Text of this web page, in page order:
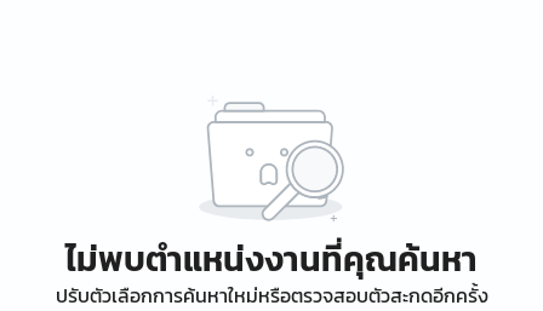
ไม่พบตำแหน่งงานที่คุณค้นหา
ปรับตัวเลือกการค้นหาใหม่หรือตรวจสอบตัวสะกดอีกครั้ง